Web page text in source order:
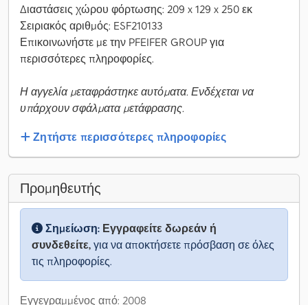
Διαστάσεις χώρου φόρτωσης: 209 x 129 x 250 εκ
Σειριακός αριθμός: ESF210133
Επικοινωνήστε με την PFEIFER GROUP για
περισσότερες πληροφορίες.
Η αγγελία μεταφράστηκε αυτόματα. Ενδέχεται να
υπάρχουν σφάλματα μετάφρασης.
Ζητήστε περισσότερες πληροφορίες
Προμηθευτής
Σημείωση: Εγγραφείτε δωρεάν ή
συνδεθείτε, για να αποκτήσετε πρόσβαση σε όλες
τις πληροφορίες.
Εγγεγραμμένος από: 2008